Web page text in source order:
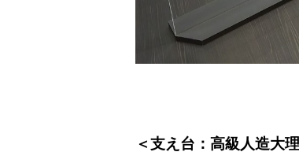
＜支え台：高級人造大